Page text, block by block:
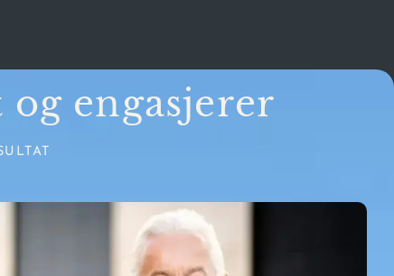
engasjerer